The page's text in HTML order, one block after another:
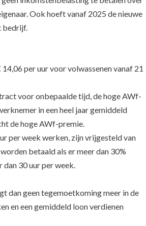
Ook hoeft vanaf 2025 de nieuwe
bedrijf.
per uur voor volwassenen vanaf 21
voor onbepaalde tijd, de hoge AWf-
in een heel jaar gemiddeld
de hoge AWf-premie.
per week werken, zijn vrijgesteld van
betaald als er meer dan 30%
30 uur per week.
dan geen tegemoetkoming meer in de
en een gemiddeld loon verdienen